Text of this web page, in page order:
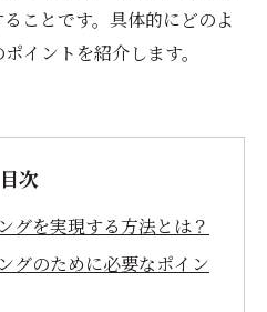
ことです。具体的にどのよ
イントを紹介します。
目次
グを実現する方法とは？
グのために必要なポイン